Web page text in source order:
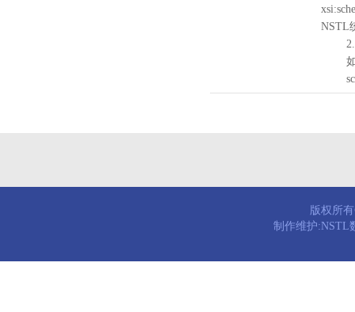
NSTL
2.
如需
版权所
制作维护:NSTL